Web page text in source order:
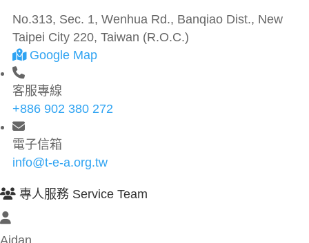
No.313, Sec. 1, Wenhua Rd., Banqiao Dist., New
Taipei City 220, Taiwan (R.O.C.)
Google Map
客服專線
+886 902 380 272
電子信箱
info@t-e-a.org.tw
專人服務 Service Team
Aidan